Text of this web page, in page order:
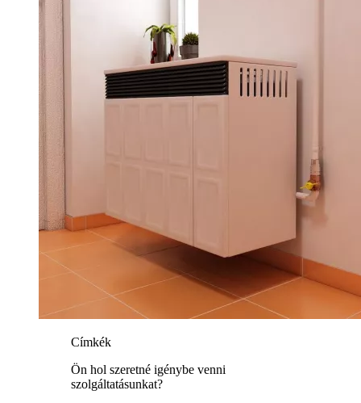
Címkék
Ön hol szeretné igénybe venni
szolgáltatásunkat?